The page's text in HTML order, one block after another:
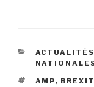
CATÉGORIES
AMP, BREXIT